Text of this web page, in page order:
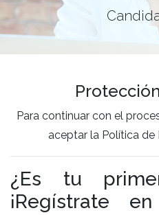
Para continuar con el
aceptar la Política
¿Es tu
¡Regístrate en